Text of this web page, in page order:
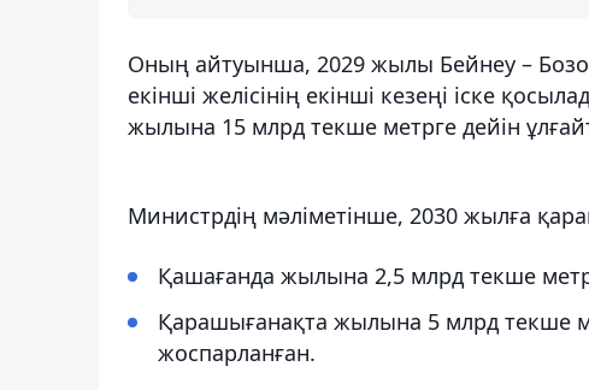
Оның айтуынша, 2029 жылы Бейнеу –
екінші желісінің екінші кезеңі іске
жылына 15 млрд текше метрге дейін
Министрдің мәліметінше, 2030 жылға
Қашағанда жылына 2,5 млрд текше
Қарашығанақта жылына 5 млрд текше
жоспарланған.